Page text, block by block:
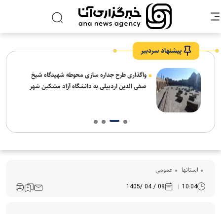
پیشنهاد سردبیر
واگذاری طرح جداره سازی محوطه شهیدگاه شیخ
صفی الدین اردبیلی به دانشگاه آزاد مشکین شهر
استانها عمومی
10:04
08 / 04 /1405